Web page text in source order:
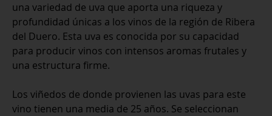
una variedad de uva que aporta una riqueza y
profundidad únicas a los vinos de la región de Ribera
del Duero. Esta uva es conocida por su capacidad
para producir vinos con intensos aromas frutales y
una estructura firme.
Los viñedos de donde provienen las uvas para este
vino tienen una media de 25 años. Se seleccionan